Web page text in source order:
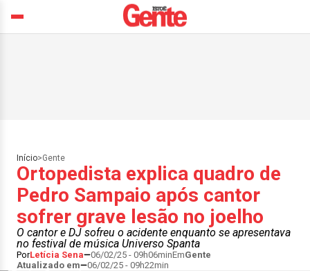
Início>Gente
Ortopedista explica quadro de
Pedro Sampaio após cantor
sofrer grave lesão no joelho
O cantor e DJ sofreu o acidente enquanto se apresentava
no festival de música Universo Spanta
PorLetícia Sena 06/02/25 - 09h06minEmGente
Atualizado em
06/02/25 - 09h22min